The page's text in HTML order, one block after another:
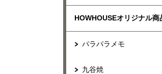
HOWHOUSEオリジナル商
パラパラメモ
九谷焼